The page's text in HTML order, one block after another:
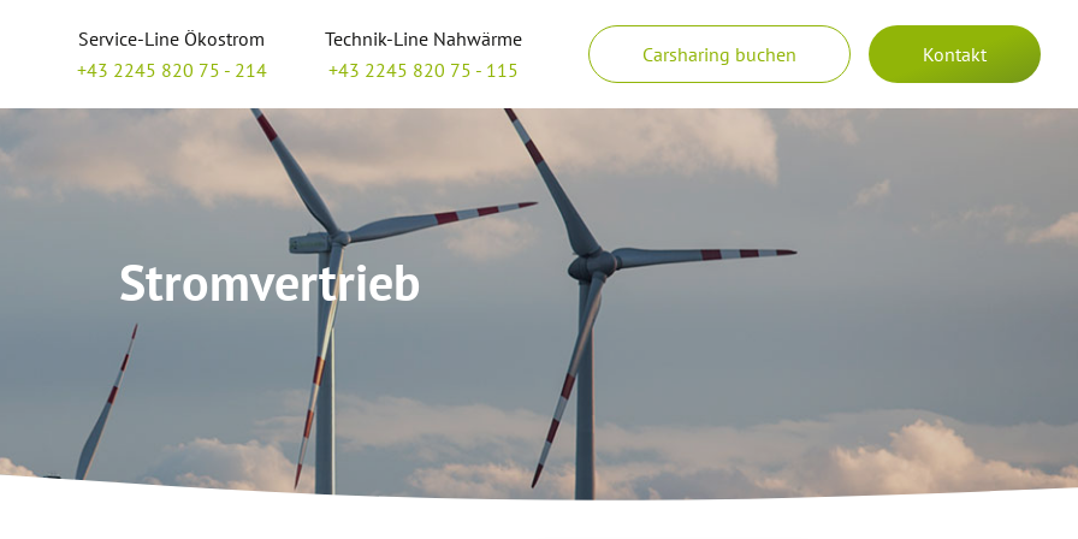
Service-Line Ökostrom
+43 2245 820 75 - 214
Technik-Line Nahwärme
+43 2245 820 75 - 115
Carsharing buchen Kontakt
Stromvertrieb